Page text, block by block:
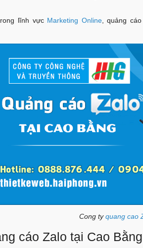
lĩnh vực Marketing Online, quảng
Cong tyquang cao
cáo Zalo tại Cao Bằng